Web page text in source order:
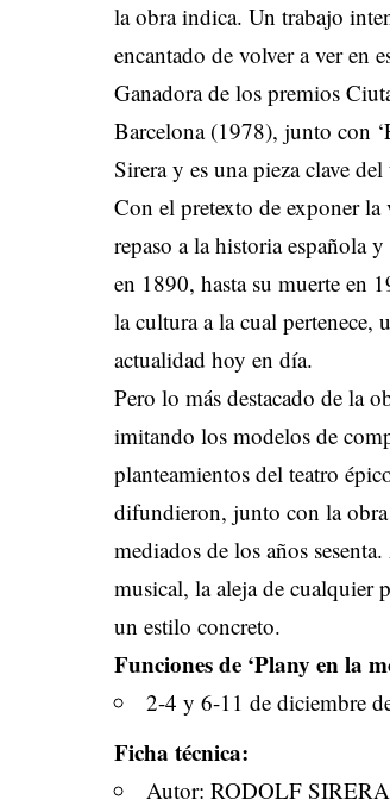
la obra indica. Un trabajo
encantado de volver a ver en
Ganadora de los premios
Barcelona (1978), junto con
Sirera y es una pieza clave
Con el pretexto de exponer
repaso a la historia española
en 1890, hasta su muerte en
la cultura a la cual pertenece,
actualidad hoy en día.
Pero lo más destacado de la
imitando los modelos de
planteamientos del teatro
difundieron, junto con la obra
mediados de los años
musical, la aleja de cualquier
un estilo concreto.
Funciones de ‘Plany en la
2-4 y 6-11 de diciembre
Ficha técnica:
Autor: RODOLF SIRERA